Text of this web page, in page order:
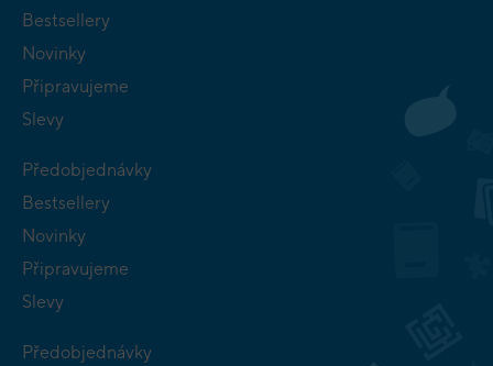
Bestsellery
Novinky
Připravujeme
Slevy
Předobjednávky
Bestsellery
Novinky
Připravujeme
Slevy
Předobjednávky